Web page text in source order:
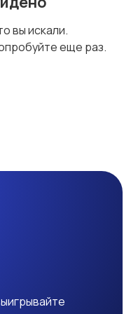
вы искали.
еще раз.